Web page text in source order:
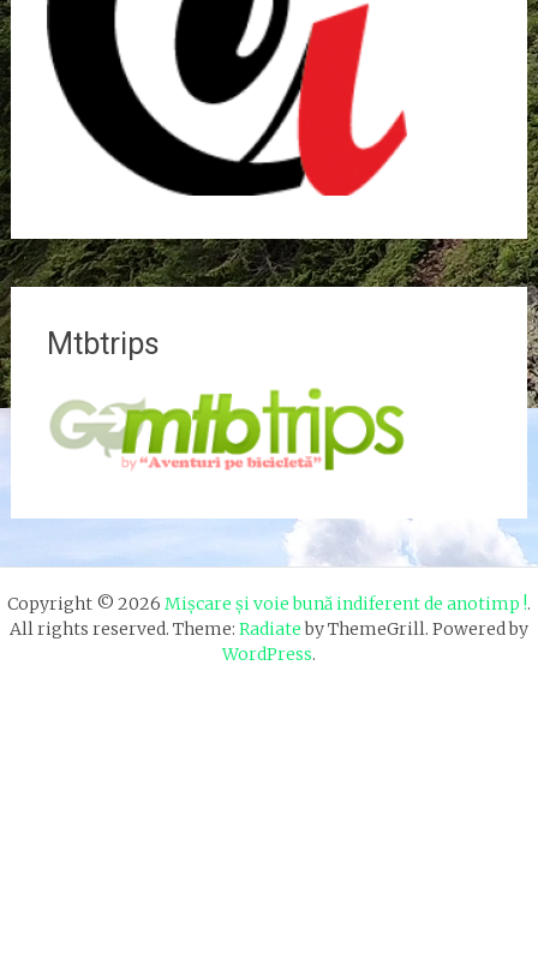
Mtbtrips
Copyright © 2026 Mișcare și voie bună indiferent de anotimp !.
All rights reserved. Theme: Radiateby ThemeGrill. Powered by
WordPress.